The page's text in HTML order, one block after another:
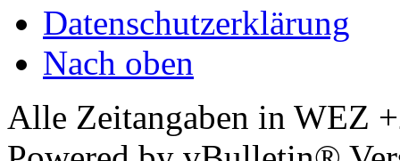
Datenschutzerklärung
Nach oben
Alle Zeitangaben in WEZ